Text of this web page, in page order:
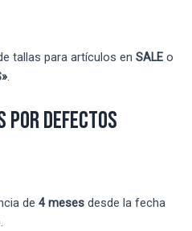
tallas para artículos en SALE o
.
por Defectos
de 4 meses desde la fecha